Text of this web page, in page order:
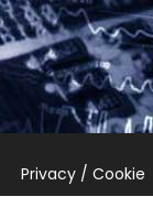
Privacy / Cookie